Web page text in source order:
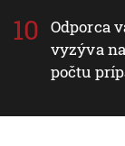
Odporca
vyzýva
počtu